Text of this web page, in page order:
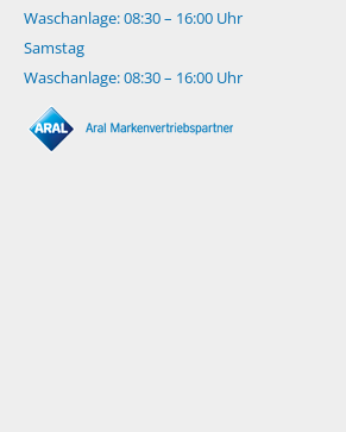
Waschanlage: 08:30 – 16:00 Uhr
Samstag
Waschanlage: 08:30 – 16:00 Uhr